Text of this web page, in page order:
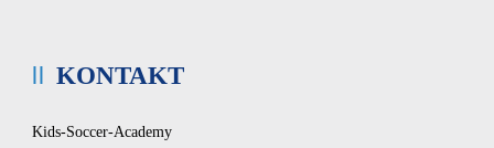
KONTAKT
Kids-Soccer-Academy